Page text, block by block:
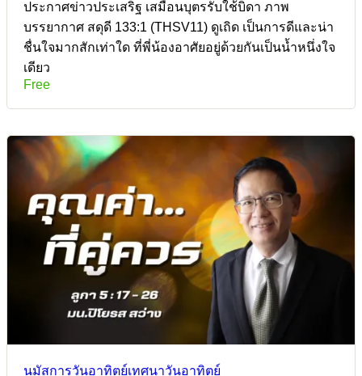
ประกาศข่าวประเสริฐ เสมือนบุตรรับใช้บิดา ภาพ
บรรยากาศ สดุดี 133:1 (THSV11) ดูเถิด เป็นการดีและน่า
ชื่นใจมากสักเท่าใด ที่พี่น้องอาศัยอยู่ด้วยกันเป็นน้ำหนึ่งใจ
เดียว
Free
นมัสการวันอาทิตย์เทศนาวันอาทิตย์